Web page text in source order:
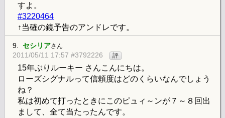
すよ。
#3220464
↑当確の鏡予告のアンドレです。
9. セシリアさん
2011/05/11 17:57 #3792226 評
15年ぶりルーキー さんこんにちは。
ローズシグナルって信頼度はどのくらいなんでしょう
ね？
私は初めて打ったときにこのピュィ～ンが７～８回出
まして、全て当たったんです。